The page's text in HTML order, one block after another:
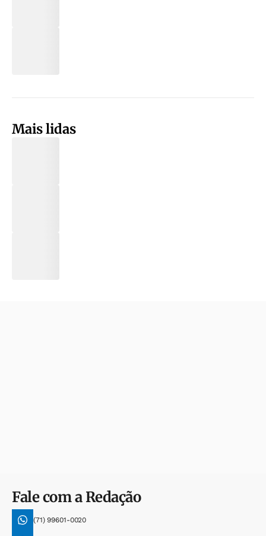
Mais lidas
Fale com a Redação
(71) 99601-0020